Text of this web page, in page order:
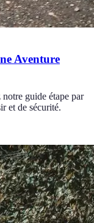
Aventure
guide étape par
et de sécurité.